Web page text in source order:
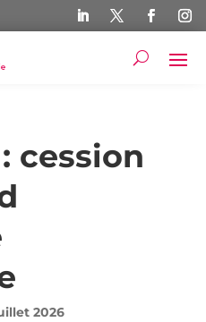
cession
2026